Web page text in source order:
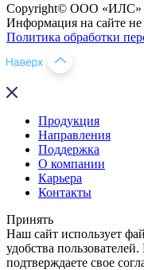
Copyright© ООО «ИЛС»
Информация на сайте не
Политика обработки
Продукция
Направления
Поддержка
О компании
Карьера
Контакты
Принять
Наш сайт использует
удобства
подтверждаете свое